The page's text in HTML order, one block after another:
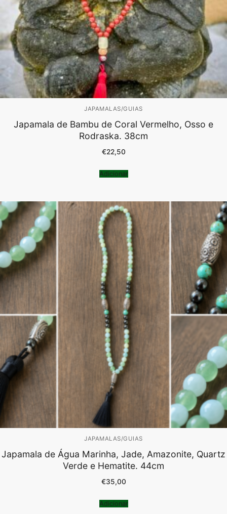
JAPAMALAS/GUIAS
Japamala de Bambu de Coral Vermelho, Osso e
Rodraska. 38cm
€22,50
Adicionar
JAPAMALAS/GUIAS
Japamala de Água Marinha, Jade, Amazonite, Quartz
Verde e Hematite. 44cm
€35,00
Adicionar